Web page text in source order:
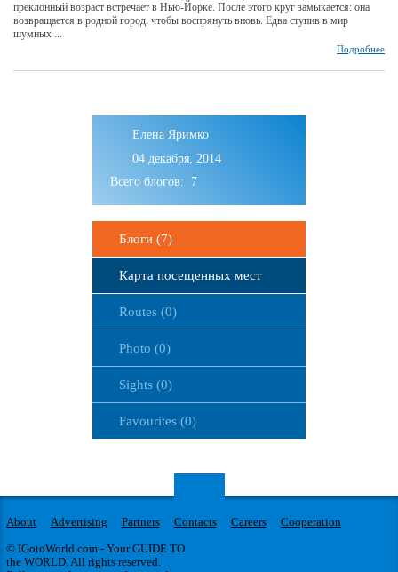
преклонный возраст встречает в Нью-Йорке. После этого круг замыкается: она
возвращается в родной город, чтобы воспрянуть вновь. Едва ступив в мир
шумных ...
Подробнее
Елена Яримко
04 декабря, 2014
Всего блогов: 7
Блоги (7)
Карта посещенных мест
Routes (0)
Photo (0)
Sights (0)
Favourites (0)
About Advertising Partners Contacts Careers
Cooperation
© IGotoWorld.com - Your GUIDE TO
the WORLD. All rights reserved.